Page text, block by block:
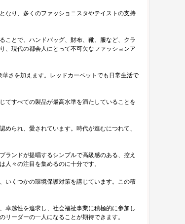
なり、多くのファッショニスタやテイストの支持
ことで、ハンドバッグ、財布、靴、服など、クラ
、現代の都会人にとって不可欠なファッションア
さを加えます。レッドカーペットでも日常生活で
てすべての製品が最高水準を満たしていることを
られ、愛されています。時代が進むにつれて、
ンドが提唱するシンプルで高級感のある、控え
々の注目を集めるのに十分です。
いくつかの環境保護対策を講じています。この積
卓越性を追求し、社会福祉事業に積極的に参加し
ーダーの一人になることが期待できます。